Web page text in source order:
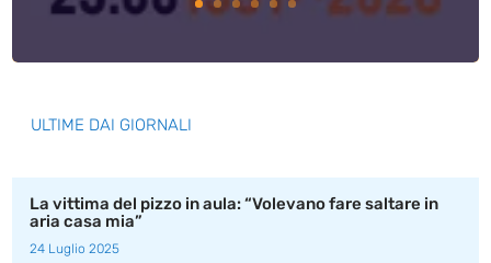
ULTIME DAI GIORNALI
La vittima del pizzo in aula: “Volevano fare saltare in
aria casa mia”
24 Luglio 2025